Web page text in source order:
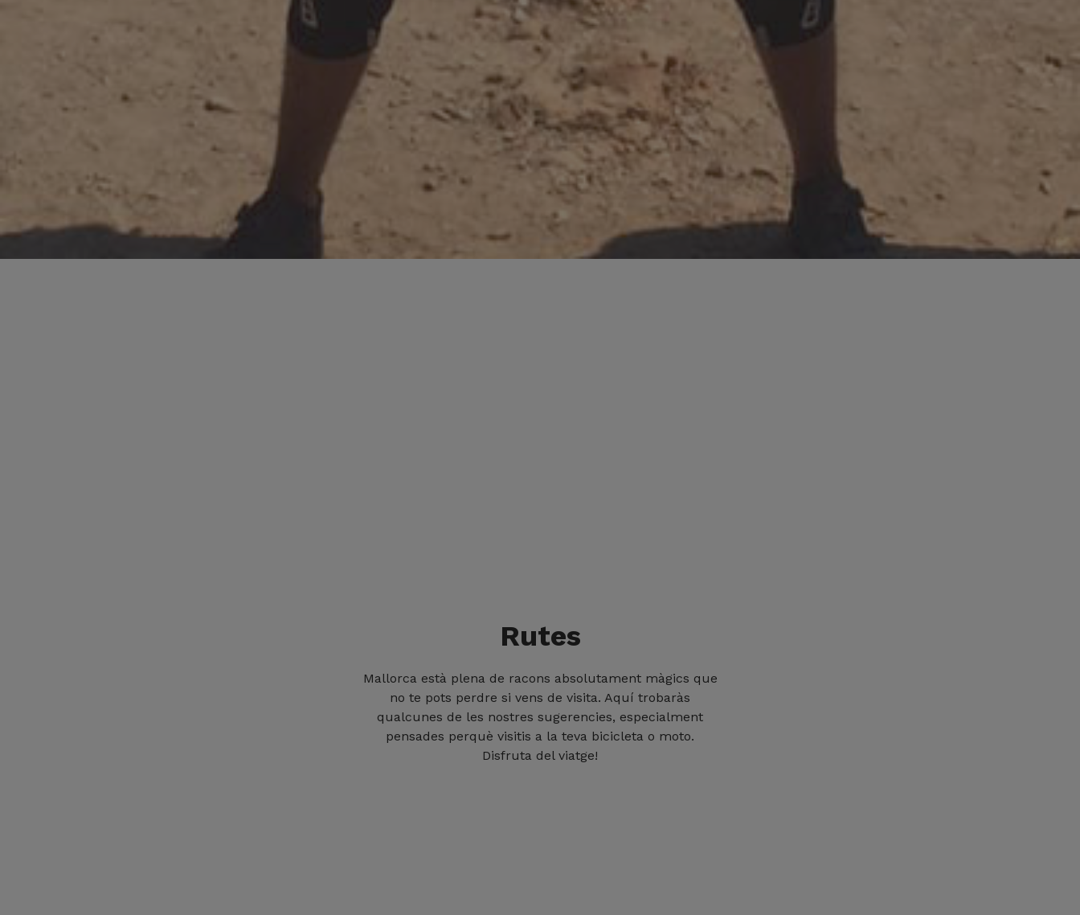
Rutes
Mallorca està plena de racons absolutament màgics que
no te pots perdre si vens de visita. Aquí trobaràs
qualcunes de les nostres sugerencies, especialment
pensades perquè visitis a la teva bicicleta o moto.
Disfruta del viatge!